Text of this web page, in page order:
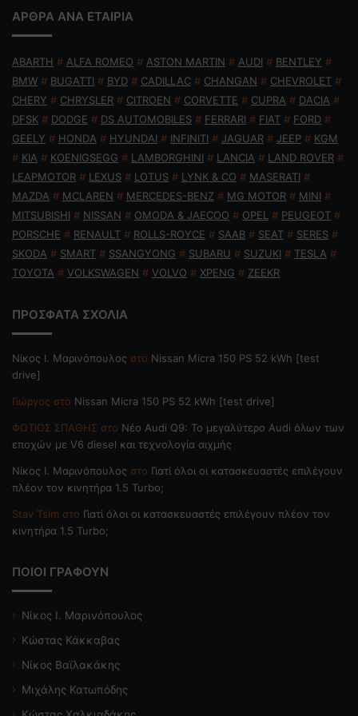
ΑΡΘΡΑ ΑΝΑ ΕΤΑΙΡΙΑ
ABARTH # ALFA ROMEO # ASTON MARTIN # AUDI # BENTLEY #
BMW # BUGATTI # BYD # CADILLAC # CHANGAN # CHEVROLET #
CHERY # CHRYSLER # CITROEN # CORVETTE # CUPRA # DACIA #
DFSK # DODGE # DS AUTOMOBILES # FERRARI # FIAT # FORD #
GEELY # HONDA # HYUNDAI # INFINITI # JAGUAR # JEEP # KGM
# KIA # KOENIGSEGG # LAMBORGHINI # LANCIA # LAND ROVER #
LEAPMOTOR # LEXUS # LOTUS # LYNK & CO # MASERATI #
MAZDA # MCLAREN # MERCEDES-BENZ # MG MOTOR # MINI #
MITSUBISHI # NISSAN # OMODA & JAECOO # OPEL # PEUGEOT #
PORSCHE # RENAULT # ROLLS-ROYCE # SAAB # SEAT # SERES #
SKODA # SMART # SSANGYONG # SUBARU # SUZUKI # TESLA #
TOYOTA # VOLKSWAGEN # VOLVO # XPENG # ZEEKR
ΠΡΟΣΦΑΤΑ ΣΧΟΛΙΑ
Nίκος Ι. Mαρινόπουλος στο Nissan Micra 150 PS 52 kWh [test
drive]
Γιώργος στο Nissan Micra 150 PS 52 kWh [test drive]
ΦΩΤΙΟΣ ΣΠΑΘΗΣ στο Νέο Audi Q9: Το μεγαλύτερο Audi όλων των
εποχών με V6 diesel και τεχνολογία αιχμής
Nίκος Ι. Mαρινόπουλος στο Γιατί όλοι οι κατασκευαστές επιλέγουν
πλέον τον κινητήρα 1.5 Turbo;
Stav Tsim στο Γιατί όλοι οι κατασκευαστές επιλέγουν πλέον τον
κινητήρα 1.5 Turbo;
ΠΟΙΟΙ ΓΡΑΦΟΥΝ
Νίκος Ι. Μαρινόπουλος
Κώστας Κάκκαβας
Νίκος Βαϊλακάκης
Μιχάλης Κατωπόδης